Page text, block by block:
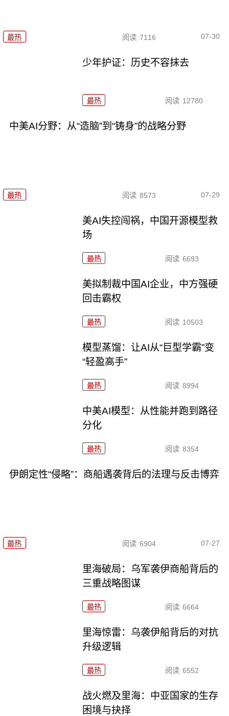
最热 阅读 7116 07-30
少年护证：历史不容抹去
最热 阅读 12780
中美AI分野：从“造脑”到“铸身”的战略分野
最热 阅读 8573 07-29
美AI失控闯祸，中国开源模型救
场
最热 阅读 6693
美拟制裁中国AI企业，中方强硬
回击霸权
最热 阅读 10503
模型蒸馏：让AI从“巨型学霸”变
“轻盈高手”
最热 阅读 8994
中美AI模型：从性能并跑到路径
分化
最热 阅读 8354
伊朗定性“侵略”：商船遇袭背后的法理与反击博弈
最热 阅读 6904 07-27
里海破局：乌军袭伊商船背后的
三重战略图谋
最热 阅读 6664
里海惊雷：乌袭伊船背后的对抗
升级逻辑
最热 阅读 6552
战火燃及里海：中亚国家的生存
困境与抉择